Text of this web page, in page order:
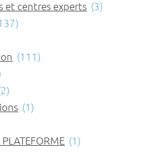
et centres experts (3)
(111)
(1)
PLATEFORME (1)